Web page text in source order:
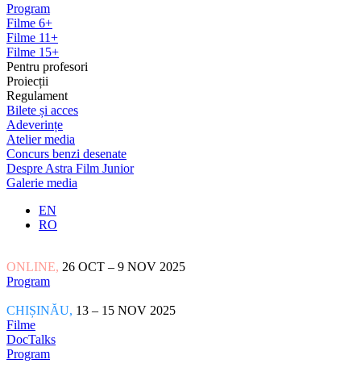
Program
Filme 6+
Filme 11+
Filme 15+
Pentru profesori
Proiecții
Regulament
Bilete și acces
Adeverințe
Atelier media
Concurs benzi desenate
Despre Astra Film Junior
Galerie media
EN
RO
ONLINE, 26 OCT – 9 NOV 2025
Program
CHIȘINĂU, 13 – 15 NOV 2025
Filme
DocTalks
Program